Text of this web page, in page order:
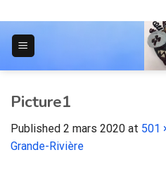
to
content
Picture1
Published 2 mars 2020 at 501
Grande-Rivière